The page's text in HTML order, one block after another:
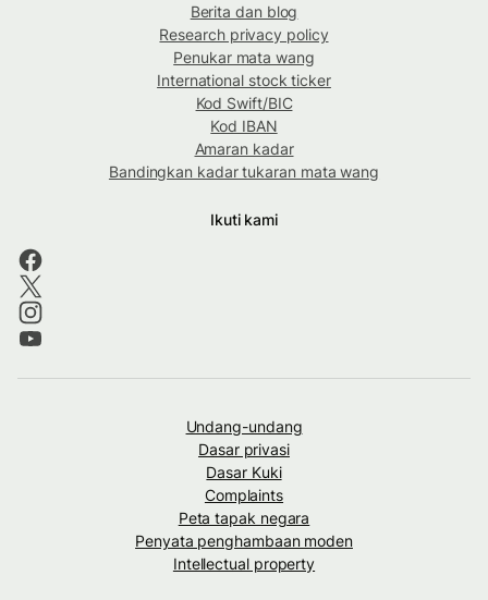
Berita dan blog
Research privacy policy
Penukar mata wang
International stock ticker
Kod Swift/BIC
Kod IBAN
Amaran kadar
Bandingkan kadar tukaran mata wang
Ikuti kami
Undang-undang
Dasar privasi
Dasar Kuki
Complaints
Peta tapak negara
Penyata penghambaan moden
Intellectual property